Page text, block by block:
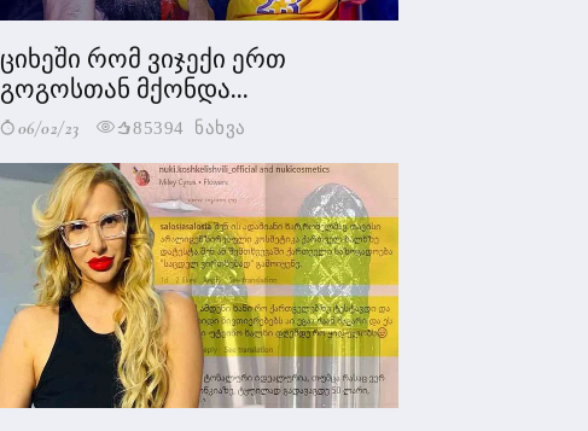
ციხეში რომ ვიჯექი ერთ
გოგოსთან მქონდა...
06/02/23 85394 ნახვა